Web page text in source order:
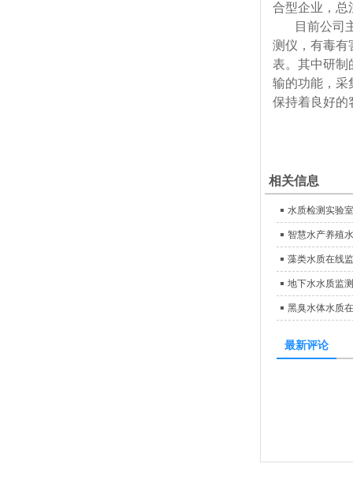
合型企业，总
目前公司主
测仪，有毒有
表。其中研制
输的功能，采
保持着良好的
相关信息
水质检测实验
智慧水产养殖
藻类水质在线
地下水水质监
黑臭水体水质
最新评论